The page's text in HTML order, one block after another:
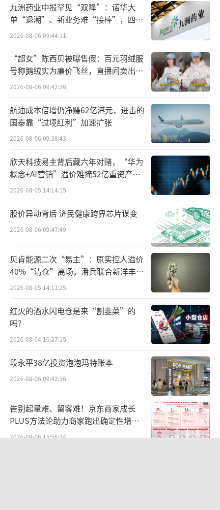
九洲药业中报罕见“双降”：诺华大
单“退潮”、新业务难“接棒”，四大
难关待闯
2026-08-06 09:44:11
“超女”陈西贝被曝售假：百元羽绒服
号称鹅绒实为廉价飞丝，直播间卖出超
百万元
2026-08-06 09:42:26
航油成本倍增仍净赚62亿港元，进击的
国泰靠“过境红利”加速扩张
2026-08-06 09:38:43
欣天科技易主背后藏六年对赌，“华为
概念+AI营销”溢价难掩52亿重资产考
验
2026-08-05 14:14:15
股价异动背后 济民健康跨界芯片谋变
2026-08-06 09:47:49
贝肯能源二次“易主”：原实控人溢价
40%“清仓”离场，潘兵联合新洋丰、
宏科百世拟入主
2026-08-05 14:11:25
红火的酒水闪电仓是来“割韭菜”的
吗？
2026-08-04 10:27:15
段永平38亿投资泡泡玛特账本
2026-08-06 09:42:56
告别起量难、留客难！京东商家成长
PLUS方法论助力商家跑出确定性增长
路径
2026-08-06 15:56:24